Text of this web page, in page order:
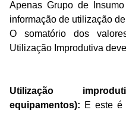
Apenas Grupo de
nsumo
informação de utilização
O somatório dos
Utilização Improdutiva
Utilização
equipamentos): E este